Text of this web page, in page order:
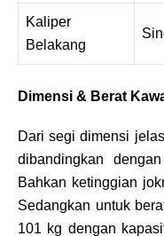
Kaliper
Belakang
Dimensi & Berat
Dari segi dimensi
dibandingkan
Bahkan ketinggian
Sedangkan untuk
101 kg dengan